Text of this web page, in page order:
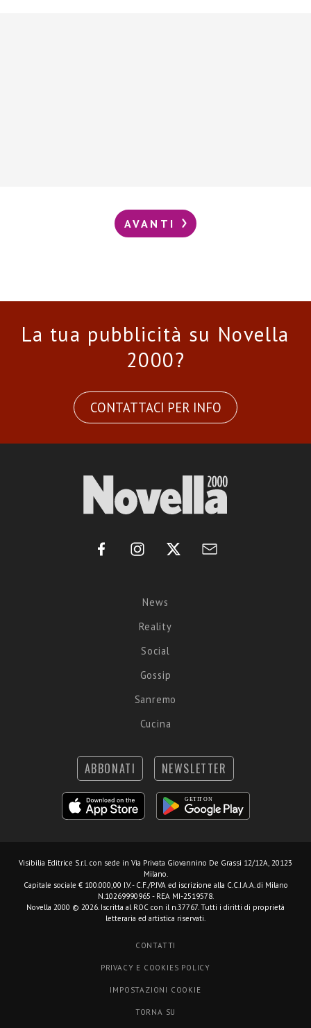
AVANTI
La tua pubblicità su Novella
2000?
CONTATTACI PER INFO
News
Reality
Social
Gossip
Sanremo
Cucina
ABBONATI NEWSLETTER
Visibilia Editrice S.r.l. con sede in Via Privata Giovannino De Grassi 12/12A, 20123
Milano.
Capitale sociale € 100.000,00 I.V. - C.F./P.IVA ed iscrizione alla C.C.I.A.A. di Milano
N.10269990965 - REA MI-2519578.
Novella 2000 © 2026. Iscritta al ROC con il n.37767. Tutti i diritti di proprietà
letteraria ed artistica riservati.
CONTATTI
PRIVACY E COOKIES POLICY
IMPOSTAZIONI COOKIE
TORNA SU